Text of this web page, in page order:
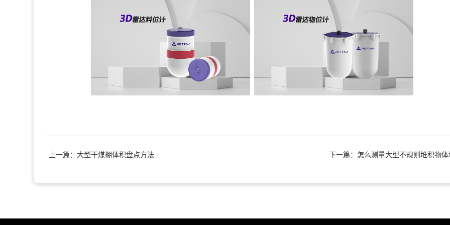
上一篇：大型干煤棚体积盘点方法 下一篇：怎么测量大型不规则堆积物体